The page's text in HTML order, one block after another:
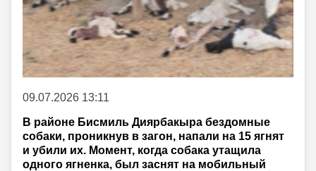
09.07.2026 13:11
В районе Бисмиль Диярбакыра бездомные
собаки, проникнув в загон, напали на 15 ягнят
и убили их. Момент, когда собака утащила
одного ягненка, был заснят на мобильный